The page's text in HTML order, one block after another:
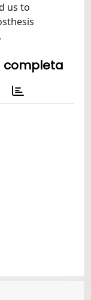
us to
completa